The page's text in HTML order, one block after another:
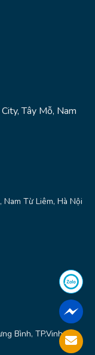
Tây Mỗ, Nam
Từ Liêm, Hà Nội
Bình, TP.Vinh